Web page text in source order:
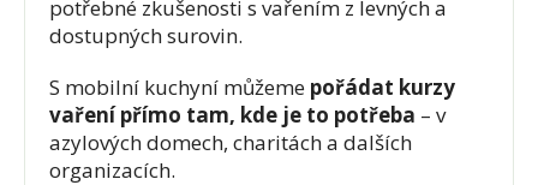
potřebné zkušenosti s vařením z levných a
dostupných surovin.
S mobilní kuchyní můžeme pořádat kurzy
vaření přímo tam, kde je to potřeba – v
azylových domech, charitách a dalších
organizacích.